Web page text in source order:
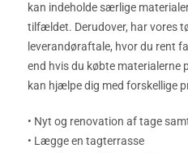
kan indeholde særlige
tilfældet. Derudover, har vores
leverandøraftale, hvor du rent
end hvis du købte materialerne
kan hjælpe dig med forskellige
• Nyt og renovation af tage
• Lægge en tagterrasse